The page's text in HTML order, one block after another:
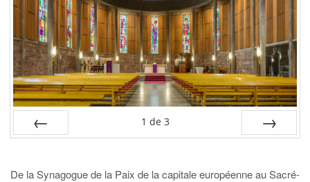
1 de 3
De la Synagogue de la Paix de la capitale européenne au Sacré-